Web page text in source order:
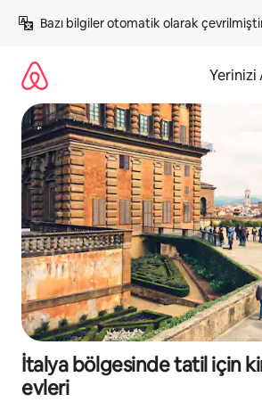
atla
Bazı bilgiler otomatik olarak
Yerinizi
İtalya bölgesinde tatil için
evleri